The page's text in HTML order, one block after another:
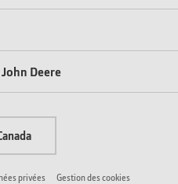
Deere
privées Gestion des cookies